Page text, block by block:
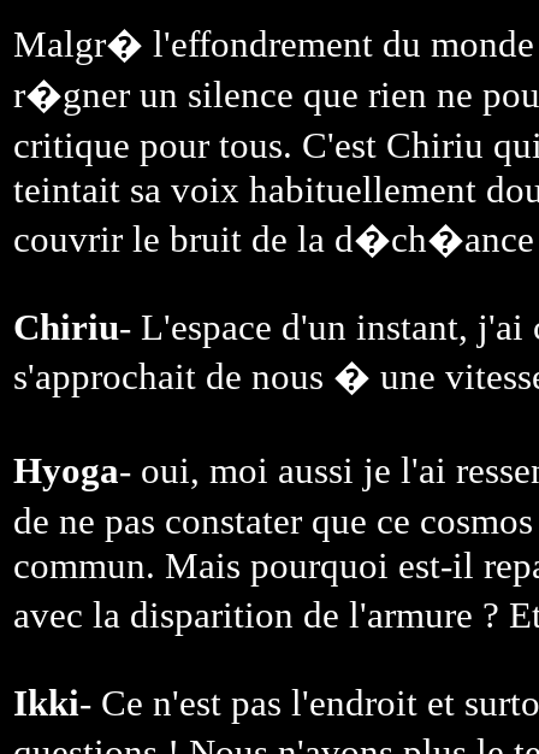
Malgr� l'effondrement du
r�gner un silence que rien ne
critique pour tous. C'est Chiriu
teintait sa voix habituellement
couvrir le bruit de la d�ch�ance
Chiriu- L'espace d'un instant, j'ai
s'approchait de nous � une
Hyoga- oui, moi aussi je l'ai
de ne pas constater que ce
commun. Mais pourquoi est-il
avec la disparition de l'armure ?
Ikki- Ce n'est pas l'endroit et